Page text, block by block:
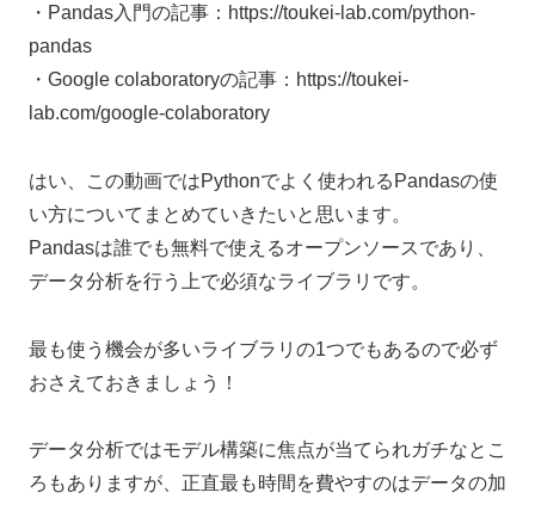
・Pandas入門の記事：https://toukei-lab.com/python-
pandas
・Google colaboratoryの記事：https://toukei-
lab.com/google-colaboratory
はい、この動画ではPythonでよく使われるPandasの使
い方についてまとめていきたいと思います。
Pandasは誰でも無料で使えるオープンソースであり、
データ分析を行う上で必須なライブラリです。
最も使う機会が多いライブラリの1つでもあるので必ず
おさえておきましょう！
データ分析ではモデル構築に焦点が当てられガチなとこ
ろもありますが、正直最も時間を費やすのはデータの加